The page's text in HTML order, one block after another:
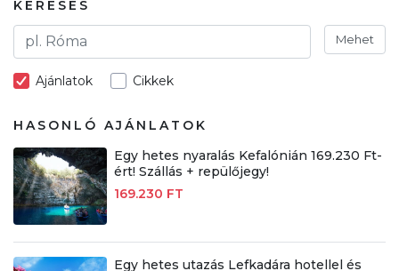
KERESÉS
Mehet
Ajánlatok Cikkek
HASONLÓ AJÁNLATOK
Egy hetes nyaralás Kefalónián 169.230 Ft-
ért! Szállás + repülőjegy!
169.230 FT
Egy hetes utazás Lefkadára hotellel és